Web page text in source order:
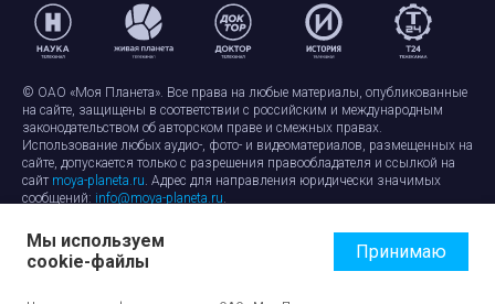
© ОАО «Моя Планета». Все права на любые материалы, опубликованные
на сайте, защищены в соответствии с российским и международным
законодательством об авторском праве и смежных правах.
Использование любых аудио-, фото- и видеоматериалов, размещенных на
сайте, допускается только с разрешения правообладателя и ссылкой на
сайт moya-planeta.ru. Адрес для направления юридически значимых
сообщений: info@moya-planeta.ru.
Правила сайтаРабота с cookie-файлами
Защита персональных данных
Обработка персональных данных
Мы используем
cookie-файлы
Принимаю